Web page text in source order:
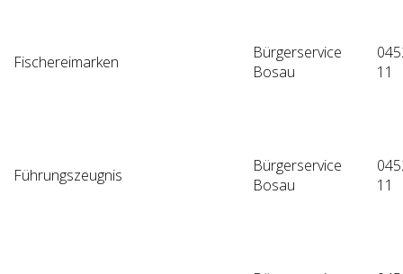
Fischereimarken
Bürgerservice
Bosau
11
Führungszeugnis
Bürgerservice
Bosau
11